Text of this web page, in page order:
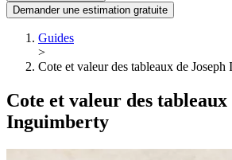
Demander une estimation gratuite
Guides
>
Cote et valeur des tableaux de
Cote et valeur des tableaux
Inguimberty